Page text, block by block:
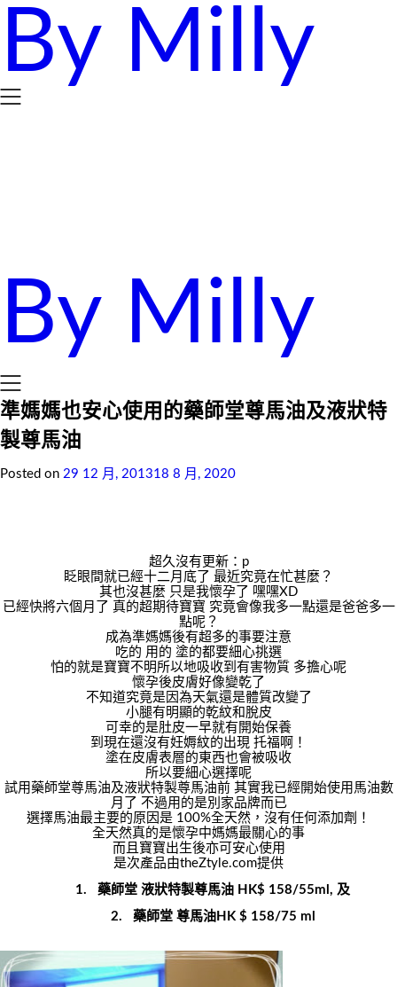
Skip
content
By Milly
By Milly
準媽媽也安心使用的藥師堂尊馬油及液狀特
製尊馬油
Posted on 29 12 月, 201318 8 月, 2020
超久沒有更新：p
眨眼間就已經十二月底了 最近究竟在忙甚麼？
其也沒甚麼 只是我懷孕了 嘿嘿XD
已經快將六個月了 真的超期待寶寶 究竟會像我多一點還是爸爸多一
點呢？
成為準媽媽後有超多的事要注意
吃的 用的 塗的都要細心挑選
怕的就是寶寶不明所以地吸收到有害物質 多擔心呢
懷孕後皮膚好像變乾了
不知道究竟是因為天氣還是體質改變了
小腿有明顯的乾紋和脫皮
可幸的是肚皮一早就有開始保養
到現在還沒有妊媷紋的出現 托福啊！
塗在皮膚表層的東西也會被吸收
所以要細心選擇呢
試用藥師堂尊馬油及液狀特製尊馬油前 其實我已經開始使用馬油數
月了 不過用的是別家品牌而已
選擇馬油最主要的原因是 100%全天然，沒有任何添加劑！
全天然真的是懷孕中媽媽最關心的事
而且寶寶出生後亦可安心使用
是次產品由theZtyle.com提供
1.
藥師堂 液狀特製尊馬油 HK$ 158/55ml, 及
2.
藥師堂 尊馬油HK $ 158/75 ml